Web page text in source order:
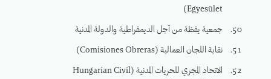
Egyesület)
جمعية يقظة من أجل الديمقراطية والدولة المدنية
نقابة اللجان العمالية (Comisiones Obreras)
الاتحاد المجري للحريات المدنية (Hungarian Civil